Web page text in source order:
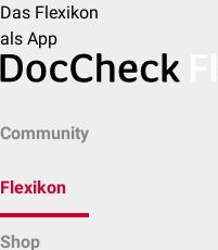
Das Flexikon
als App
Community
Flexikon
Shop